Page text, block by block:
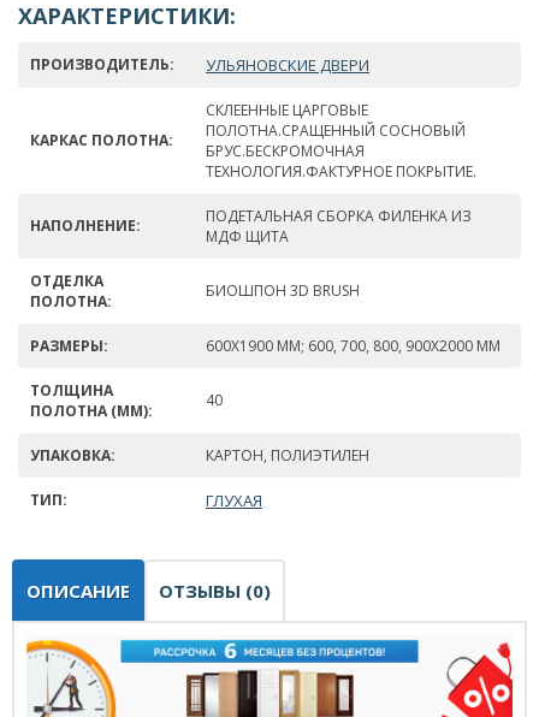
ХАРАКТЕРИСТИКИ:
ПРОИЗВОДИТЕЛЬ: УЛЬЯНОВСКИЕ ДВЕРИ
КАРКАС ПОЛОТНА:
СКЛЕЕННЫЕ ЦАРГОВЫЕ
ПОЛОТНА.СРАЩЕННЫЙ СОСНОВЫЙ
БРУС.БЕСКРОМОЧНАЯ
ТЕХНОЛОГИЯ.ФАКТУРНОЕ ПОКРЫТИЕ.
НАПОЛНЕНИЕ:
ПОДЕТАЛЬНАЯ СБОРКА ФИЛЕНКА ИЗ
МДФ ЩИТА
ОТДЕЛКА
ПОЛОТНА:
БИОШПОН 3D BRUSH
РАЗМЕРЫ: 600Х1900 ММ; 600, 700, 800, 900Х2000 ММ
ТОЛЩИНА
ПОЛОТНА (ММ):
40
УПАКОВКА: КАРТОН, ПОЛИЭТИЛЕН
ТИП: ГЛУХАЯ
ОПИСАНИЕ ОТЗЫВЫ (0)